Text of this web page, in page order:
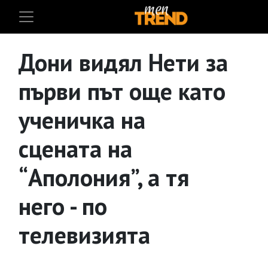
Дони видял Нети за
първи път още като
ученичка на
сцената на
“Аполония”, а тя
него - по
телевизията